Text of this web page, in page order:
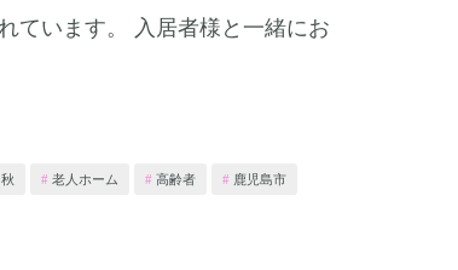
ています。 入居者様と一緒にお
秋 老人ホーム 高齢者 鹿児島市